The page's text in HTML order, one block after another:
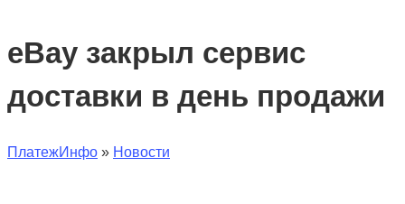
eBay закрыл сервис
доставки в день продажи
ПлатежИнфо » Новости